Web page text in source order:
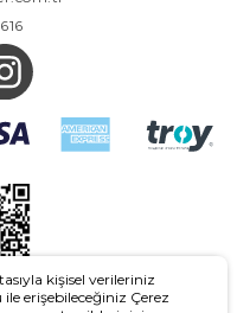
kişisel verileriniz
erişebileceğiniz Çerez